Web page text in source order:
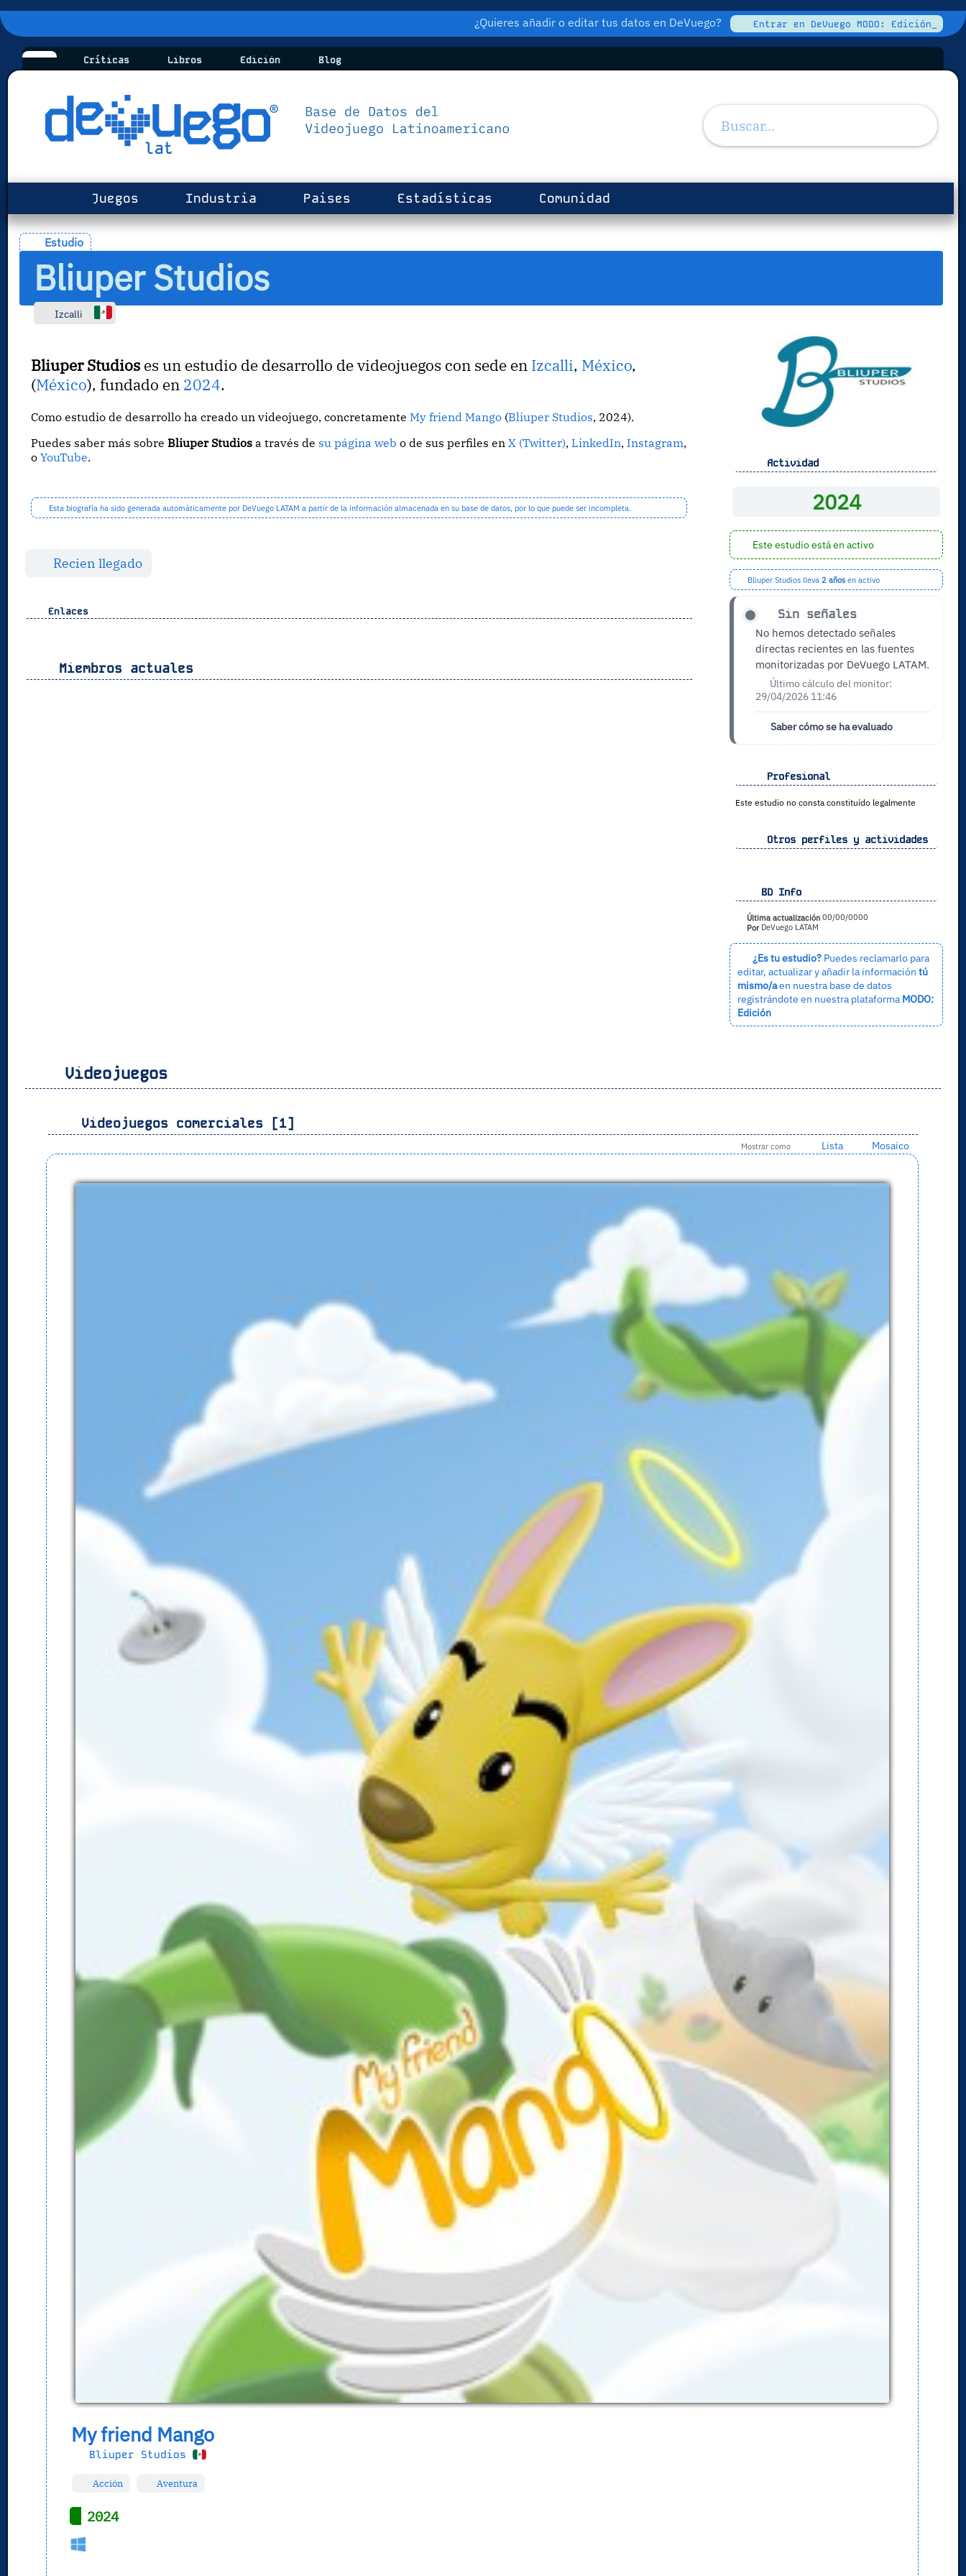
¿Quieres añadir o editar tus datos en DeVuego? Entrar en DeVuego MODO: Edición_
Críticas Libros Edición Blog
Juegos Industria Paises Estadísticas Comunidad
Estudio
Bliuper Studios
Izcalli
Bliuper Studios es un estudio de desarrollo de videojuegos con sede en Izcalli, México,
(México), fundado en 2024.
Como estudio de desarrollo ha creado un videojuego, concretamenteMy friend Mango (Bliuper Studios, 2024).
Puedes saber más sobreBliuper Studios a través de su página web o de sus perfiles enX (Twitter),LinkedIn,Instagram,
oYouTube.
Esta biografía ha sido generada automáticamente por DeVuego LATAM a partir de la información almacenada en su base de datos, por lo que puede ser incompleta.
Recien llegado
Enlaces
Miembros actuales
Actividad
2024
Este estudio está en activo
Bliuper Studios lleva 2 añosen activo
Sin señales
No hemos detectado señales
directas recientes en las fuentes
monitorizadas por DeVuego LATAM.
Último cálculo del monitor:
29/04/2026 11:46
Saber cómo se ha evaluado
Profesional
Este estudio no consta constituído legalmente
Otros perfiles y actividades
BD Info
Última actualización00/00/0000
PorDeVuego LATAM
¿Es tu estudio?Puedes reclamarlo para
editar, actualizar y añadir la información tú
mismo/aen nuestra base de datos
registrándote en nuestra plataforma MODO:
Edición
Videojuegos
Videojuegos comerciales [1]
Mostrar como Lista Mosaico
My friend Mango
Bliuper Studios
Acción Aventura
2024